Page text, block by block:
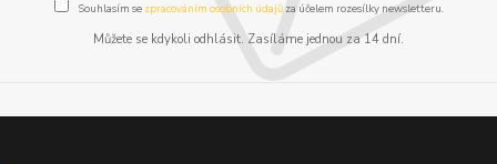
Souhlasím se zpracováním osobních údajůza účelem rozesílky newsletteru.
Můžete se kdykoli odhlásit. Zasíláme jednou za 14 dní.